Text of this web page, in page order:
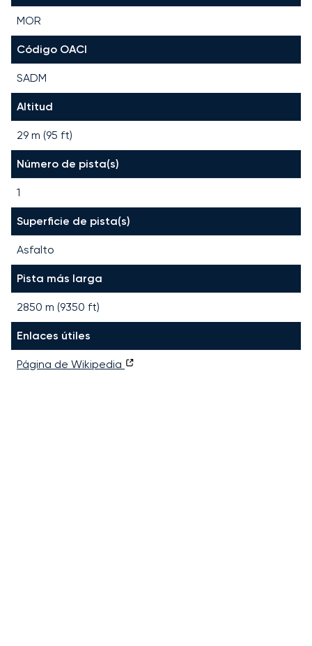
MOR
Código OACI
SADM
Altitud
29 m (95 ft)
Número de pista(s)
1
Superficie de pista(s)
Asfalto
Pista más larga
2850 m (9350 ft)
Enlaces útiles
Página de Wikipedia